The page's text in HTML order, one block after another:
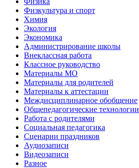
Физкультура и спорт
Химия
Экология
Экономика
Администрирование школы
Внеклассная работа
Классное руководство
Материалы МО
Материалы для родителей
Материалы к аттестации
Междисциплинарное обобщение
Общепедагогические технологии
Работа с родителями
Социальная педагогика
Сценарии праздников
Аудиозаписи
Видеозаписи
Разное